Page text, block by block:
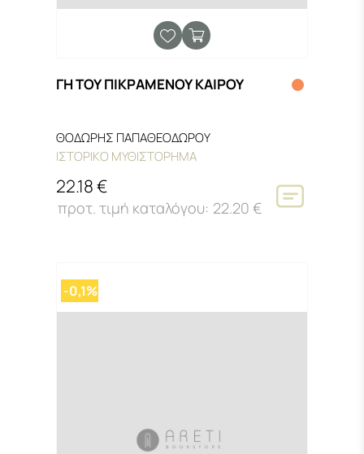
ΓΗ ΤΟΥ ΠΙΚΡΑΜΕΝΟΥ ΚΑΙΡΟΥ
ΘΟΔΩΡΗΣ ΠΑΠΑΘΕΟΔΩΡΟΥ
ΙΣΤΟΡΙΚΟ ΜΥΘΙΣΤΟΡΗΜΑ
22.18 €
22.20 €
-0,1%